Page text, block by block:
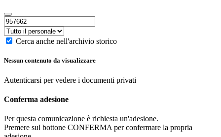
Cerca anche nell'archivio storico
Nessun contenuto da visualizzare
Autenticarsi per vedere i documenti privati
Conferma adesione
Per questa comunicazione è richiesta un'adesione.
Premere sul bottone CONFERMA per confermare la propria